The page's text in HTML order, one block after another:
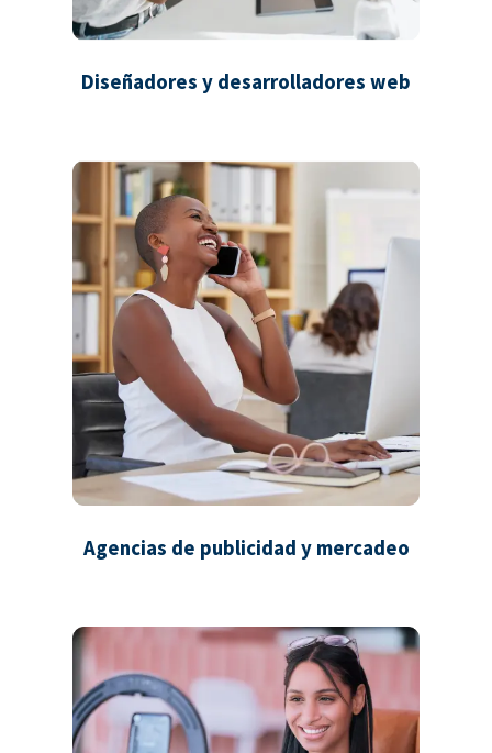
Diseñadores y desarrolladores web
Agencias de publicidad y mercadeo